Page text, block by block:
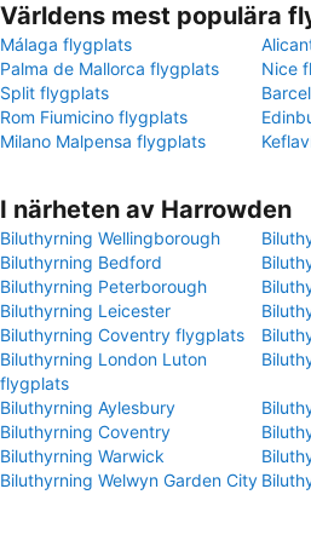
Världens mest populära
Málaga flygplats
Palma de Mallorca flygplats
Nice
Split flygplats
Rom Fiumicino flygplats
Milano Malpensa flygplats
I närheten av Harrowden
Biluthyrning Wellingborough
Biluthyrning Bedford
Biluthyrning Peterborough
Biluthyrning Leicester
Biluthyrning Coventry flygplats
Biluthyrning London Luton
flygplats
Biluthyrning Aylesbury
Biluthyrning Coventry
Biluthyrning Warwick
Biluthyrning Welwyn Garden City